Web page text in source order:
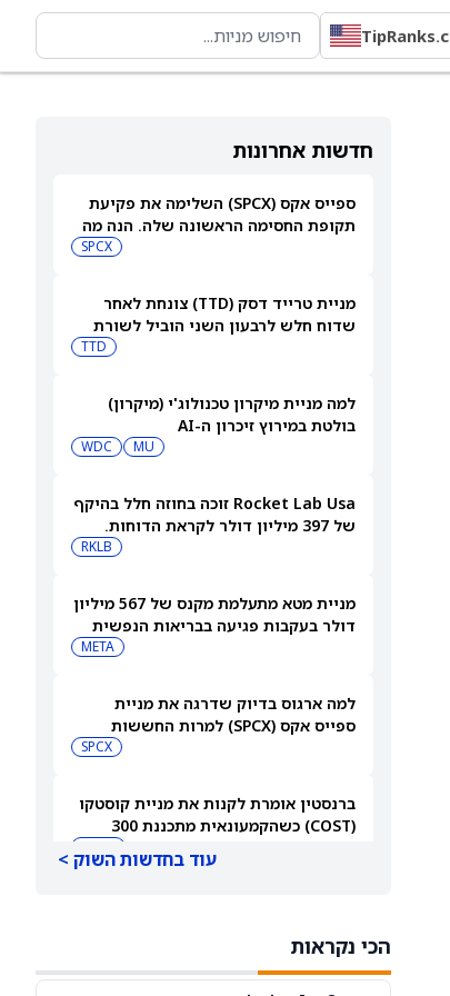
חדשות אחרונות
ספייס אקס (SPCX) השלימה את פקיעת
תקופת החסימה הראשונה שלה. הנה מה
SPCX
מניית טרייד דסק (TTD) צונחת לאחר
שדוח חלש לרבעון השני הוביל לשורת
TTD
למה מניית מיקרון טכנולוג'י (מיקרון)
בולטת במירוץ זיכרון ה-AI
MU
WDC
Rocket Lab Usa זוכה בחוזה חלל בהיקף
של 397 מיליון דולר לקראת הדוחות.
האם מכירות גדולות יספיקו כדי להגיעRKLB
מניית מטא מתעלמת מקנס של 567 מיליון
דולר בעקבות פגיעה בבריאות הנפשית
META
למה ארגוס בדיוק שדרגה את מניית
ספייס אקס (SPCX) למרות החששות
SPCX
ברנסטין אומרת לקנות את מניית קוסטקו
(COST) כשהקמעונאית מתכננת 300
עוד בחדשות השוק >
הכי נקראות